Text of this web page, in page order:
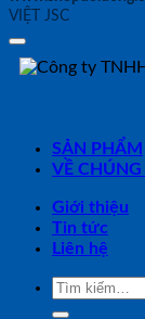
VIỆT JSC
SẢN PHẨM
VỀ
Giới thiệu
Tin tức
Liên hệ
Tìm
kiếm: